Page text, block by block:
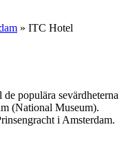
» ITC Hotel
populära sevärdheterna
(National Museum).
i Amsterdam.